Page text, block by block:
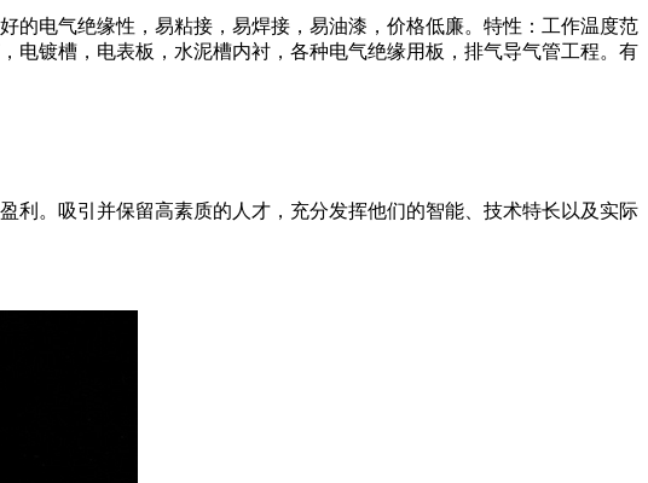
的电气绝缘性，易粘接，易焊接，易油漆，价格低廉。特性：工作温度范
电镀槽，电表板，水泥槽内衬，各种电气绝缘用板，排气导气管工程。有
利。吸引并保留高素质的人才，充分发挥他们的智能、技术特长以及实际